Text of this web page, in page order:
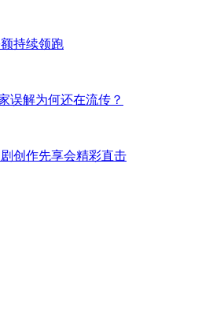
持续领跑
误解为何还在流传？
创作先享会精彩直击